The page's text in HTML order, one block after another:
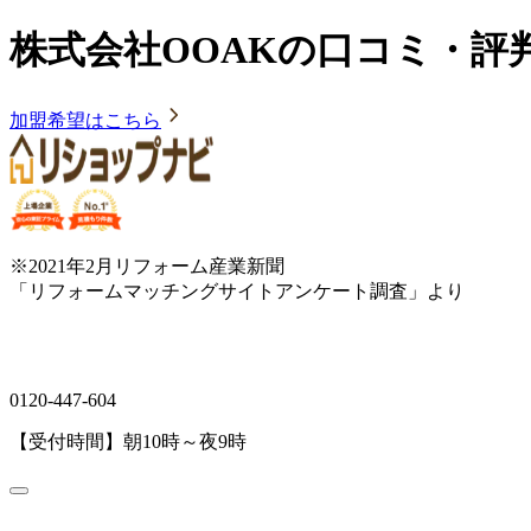
株式会社OOAKの口コミ・評
加盟希望はこちら
※2021年2月リフォーム産業新聞
「リフォームマッチングサイトアンケート調査」より
0120-447-604
【受付時間】朝10時～夜9時